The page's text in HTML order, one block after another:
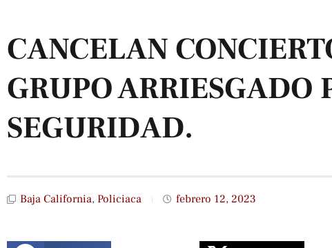
CANCELAN
GRUPO ARRIESGADO
SEGURIDAD.
Baja California, Policiaca febrero 12, 2023